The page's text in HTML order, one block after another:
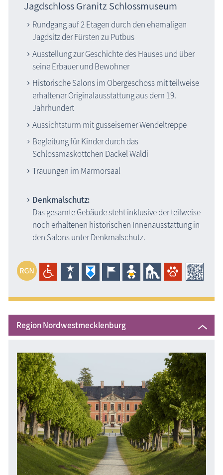
Jagdschloss Granitz Schlossmuseum
Rundgang auf 2 Etagen durch den ehemaligen
Jagdsitz der Fürsten zu Putbus
Ausstellung zur Geschichte des Hauses und über
seine Erbauer und Bewohner
Historische Salons im Obergeschoss mit teilweise
erhaltener Originalausstattung aus dem 19.
Jahrhundert
Aussichtsturm mit gusseiserner Wendeltreppe
Begleitung für Kinder durch das
Schlossmaskottchen Dackel Waldi
Trauungen im Marmorsaal
Denkmalschutz:
Das gesamte Gebäude steht inklusive der teilweise
noch erhaltenen historischen Innenausstattung in
den Salons unter Denkmalschutz.
Region Nordwestmecklenburg